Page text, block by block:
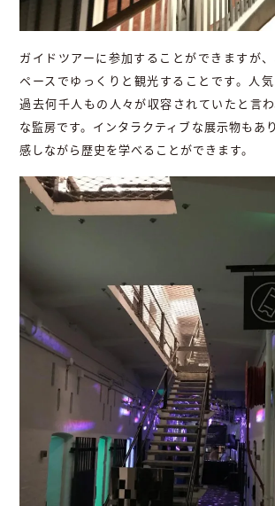
ガイドツアーに参加することができますが
ペースでゆっくりと観光することです。人気
過去何千人もの人々が収容されていたと言
な監房です。インタラクティブな展示物もあ
感しながら歴史を学べることができます。